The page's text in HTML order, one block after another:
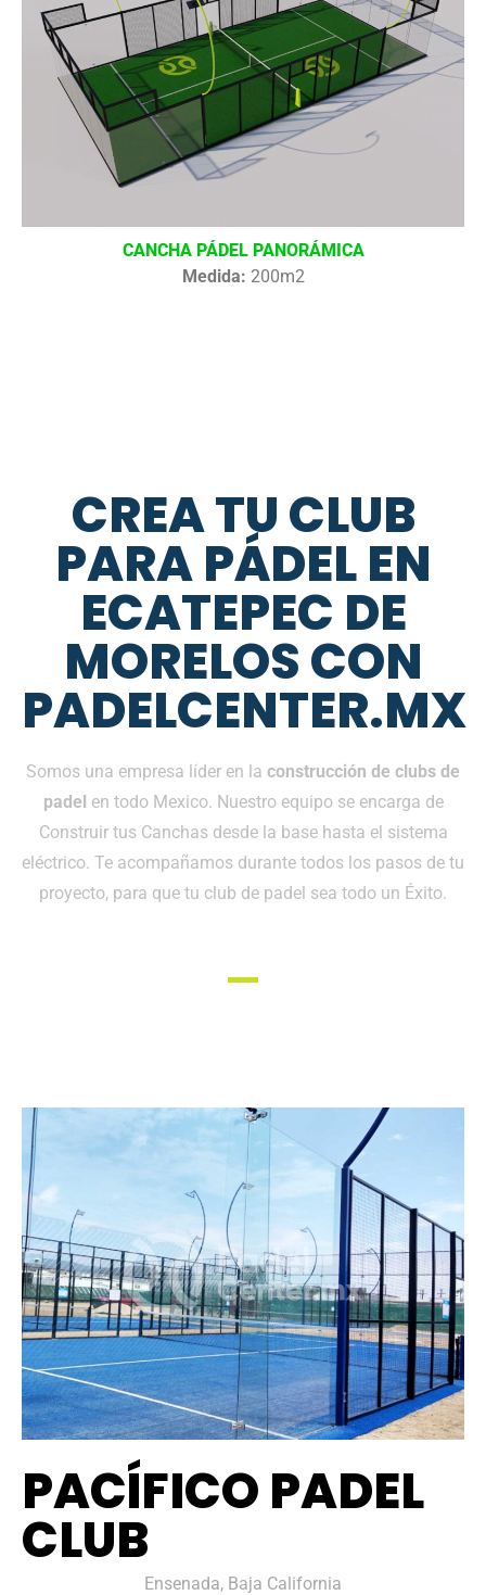
CANCHA PÁDEL PANORÁMICA
Medida: 200m2
CREA TU CLUB
PARA PÁDEL EN
ECATEPEC DE
MORELOS CON
PADELCENTER.MX
Somos una empresa líder en la construcción de clubs de
padel en todo Mexico. Nuestro equipo se encarga de
Construir tus Canchas desde la base hasta el sistema
eléctrico. Te acompañamos durante todos los pasos de tu
proyecto, para que tu club de padel sea todo un Éxito.
PACÍFICO PADEL
CLUB
Ensenada, Baja California